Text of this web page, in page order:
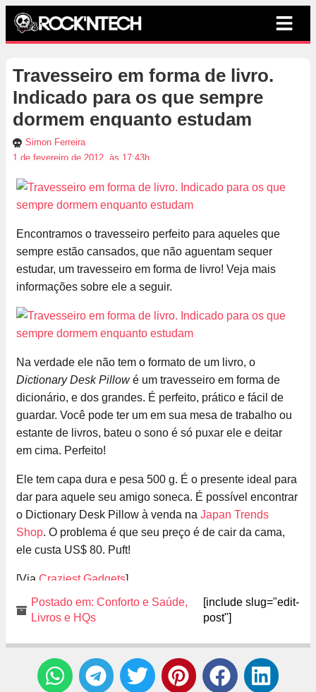
Travesseiro em forma de livro.
Indicado para os que sempre
dormem enquanto estudam
Simon Ferreira
1 de fevereiro de 2012, às 17:43h
Encontramos o travesseiro perfeito para aqueles que
sempre estão cansados, que não aguentam sequer
estudar, um travesseiro em forma de livro! Veja mais
informações sobre ele a seguir.
Na verdade ele não tem o formato de um livro, o
Dictionary Desk Pillowé um travesseiro em forma de
dicionário, e dos grandes. É perfeito, prático e fácil de
guardar. Você pode ter um em sua mesa de trabalho ou
estante de livros, bateu o sono é só puxar ele e deitar
em cima. Perfeito!
Ele tem capa dura e pesa 500 g. É o presente ideal para
dar para aquele seu amigo soneca. É possível encontrar
o Dictionary Desk Pillow à venda na Japan Trends
Shop. O problema é que seu preço é de cair da cama,
ele custa US$ 80. Puft!
[Via Craziest Gadgets]
Postado em: Conforto e Saúde,
Livros e HQs
[include slug="edit-
post"]